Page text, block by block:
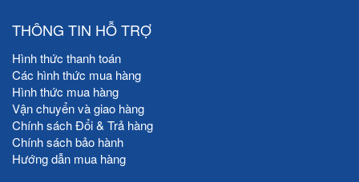
THÔNG TIN HỖ TRỢ
Hình thức thanh toán
Các hình thức mua hàng
Hình thức mua hàng
Vận chuyển và giao hàng
Chính sách Đổi & Trả hàng
Chính sách bảo hành
Hướng dẫn mua hàng